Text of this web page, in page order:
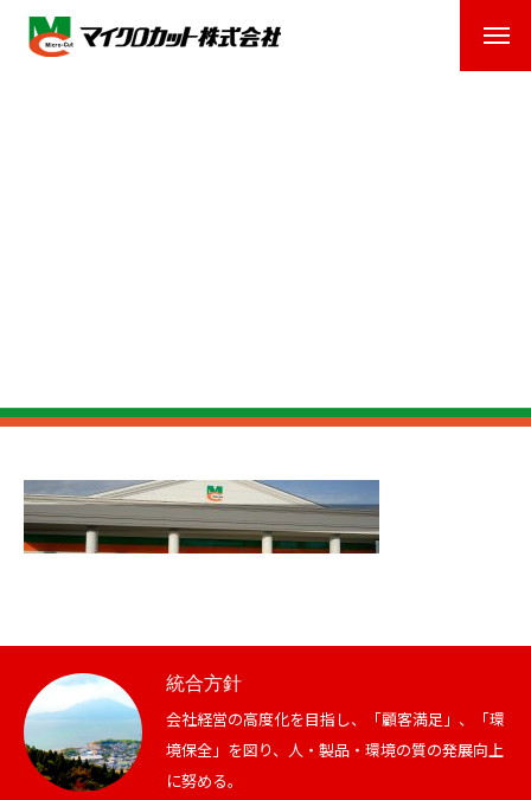
統合方針
会社経営の高度化を目指し、「顧客満足」、「環
境保全」を図り、人・製品・環境の質の発展向上
に努める。